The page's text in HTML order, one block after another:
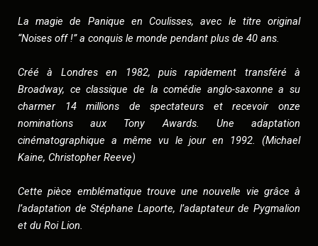
La magie de Panique en Coulisses, avec le titre original
“Noises off !” a conquis le monde pendant plus de 40 ans.
Créé à Londres en 1982, puis rapidement transféré à
Broadway, ce classique de la comédie anglo-saxonne a su
charmer 14 millions de spectateurs et recevoir onze
nominations aux Tony Awards. Une adaptation
cinématographique a même vu le jour en 1992. (Michael
Kaine, Christopher Reeve)
Cette pièce emblématique trouve une nouvelle vie grâce à
l’adaptation de Stéphane Laporte, l’adaptateur de Pygmalion
et du Roi Lion.